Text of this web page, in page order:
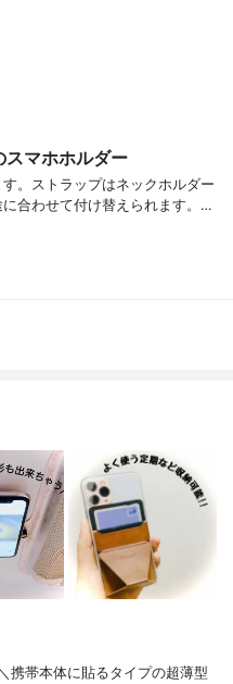
スマホホルダー
。ストラップはネックホルダー
合わせて付け替えられます。…
携帯本体に貼るタイプの超薄型